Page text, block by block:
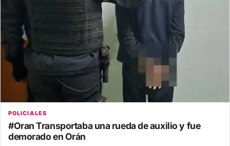
POLICIALES
#Oran Transportaba una rueda de auxilio y fue
demorado en Orán